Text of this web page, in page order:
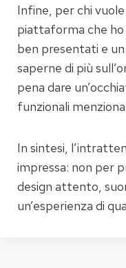
Infine, per chi
piattaforma che ho
ben presentati e
saperne di più
pena dare
funzionali
In sintesi,
impressa: non per
design attento,
un’esperienza di